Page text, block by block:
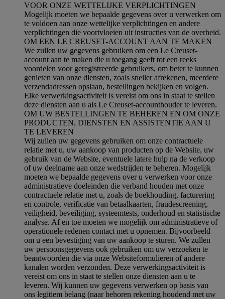
VOOR ONZE WETTELIJKE VERPLICHTINGEN
Mogelijk moeten we bepaalde gegevens over u verwerken om
te voldoen aan onze wettelijke verplichtingen en andere
verplichtingen die voortvloeien uit instructies van de overheid.
OM EEN LE CREUSET-ACCOUNT AAN TE MAKEN
We zullen uw gegevens gebruiken om een Le Creuset-
account aan te maken die u toegang geeft tot een reeks
voordelen voor geregistreerde gebruikers, om beter te kunnen
genieten van onze diensten, zoals sneller afrekenen, meerdere
verzendadressen opslaan, bestellingen bekijken en volgen.
Elke verwerkingsactiviteit is vereist om ons in staat te stellen
deze diensten aan u als Le Creuset-accounthouder te leveren.
OM UW BESTELLINGEN TE BEHEREN EN OM ONZE
PRODUCTEN, DIENSTEN EN ASSISTENTIE AAN U
TE LEVEREN
Wij zullen uw gegevens gebruiken om onze contractuele
relatie met u, uw aankoop van producten op de Website, uw
gebruik van de Website, eventuele latere hulp na de verkoop
of uw deelname aan onze wedstrijden te beheren. Mogelijk
moeten we bepaalde gegevens over u verwerken voor onze
administratieve doeleinden die verband houden met onze
contractuele relatie met u, zoals de boekhouding, facturering
en controle, verificatie van betaalkaarten, fraudescreening,
veiligheid, beveiliging, systeemtests, onderhoud en statistische
analyse. Af en toe moeten we mogelijk om administratieve of
operationele redenen contact met u opnemen. Bijvoorbeeld
om u een bevestiging van uw aankoop te sturen. We zullen
uw persoonsgegevens ook gebruiken om uw verzoeken te
beantwoorden die via onze Websiteformulieren of andere
kanalen worden verzonden. Deze verwerkingsactiviteit is
vereist om ons in staat te stellen onze diensten aan u te
leveren. Wij kunnen uw gegevens verwerken op basis van
ons legitiem belang (naar behoren rekening houdend met uw